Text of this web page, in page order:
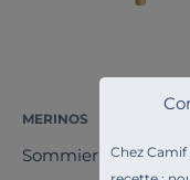
Chez Camif
MERINOS
Sommier tapissier